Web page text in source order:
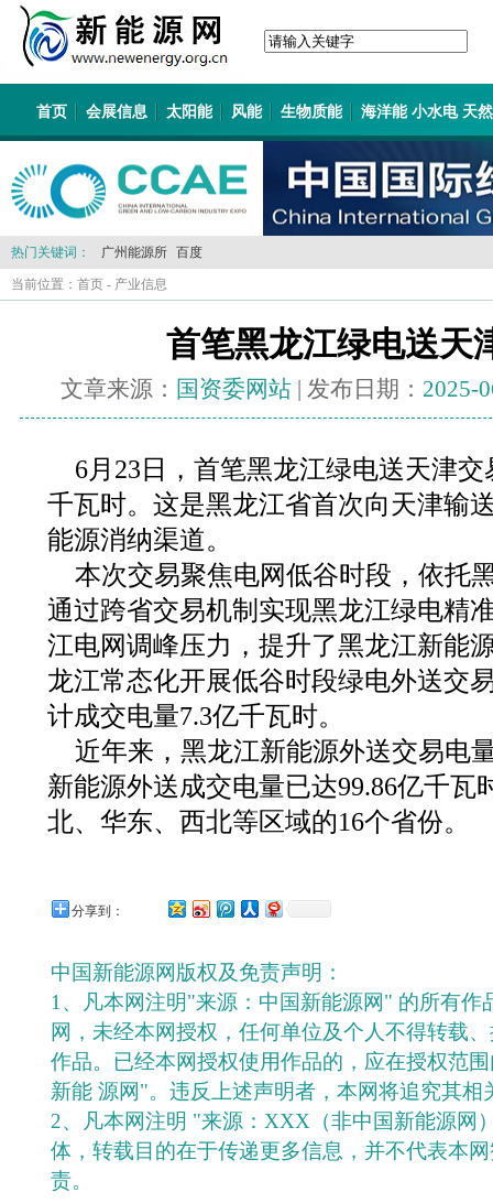
首页 会展信息 太阳能 风能 生物质能 海洋能 小水电 天
热门关键词： 广州能源所 百度
当前位置： 首页 - 产业信息
首笔黑龙江绿电送天
文章来源： 国资委网站| 发布日期： 2025-
6月23日，首笔黑龙江绿电送天津
千瓦时。这是黑龙江省首次向天津输
能源消纳渠道。
本次交易聚焦电网低谷时段，依托
通过跨省交易机制实现黑龙江绿电精
江电网调峰压力，提升了黑龙江新能
龙江常态化开展低谷时段绿电外送交
计成交电量7.3亿千瓦时。
近年来，黑龙江新能源外送交易电
新能源外送成交电量已达99.86亿千瓦
北、华东、西北等区域的16个省份。
分享到：
中国新能源网版权及免责声明：
1、凡本网注明"来源：中国新能源网" 的所有作
网，未经本网授权，任何单位及个人不得转载
作品。已经本网授权使用作品的，应在授权范
新能 源网"。违反上述声明者，本网将追究其相
2、凡本网注明 "来源：XXX（非中国新能源网
体，转载目的在于传递更多信息，并不代表本
责。